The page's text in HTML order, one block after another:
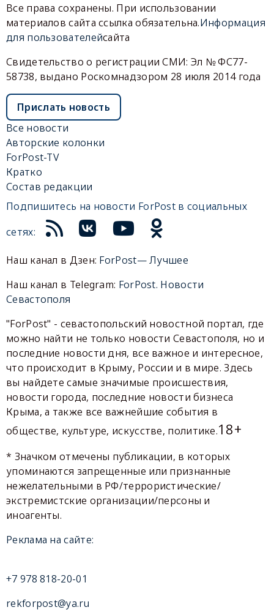
Все права сохранены. При использовании
материалов сайта ссылка обязательна.Информация
для пользователейсайта
Свидетельство о регистрации СМИ: Эл № ФС77-
58738, выдано Роскомнадзором 28 июля 2014 года
Прислать новость
Все новости
Авторские колонки
ForPost-TV
Кратко
Состав редакции
Подпишитесь на новости ForPost в социальных
сетях:
Наш канал в Дзен: ForPost— Лучшее
Наш канал в Telegram: ForPost. Новости
Севастополя
"ForPost" - севастопольский новостной портал, где
можно найти не только новости Севастополя, но и
последние новости дня, все важное и интересное,
что происходит в Крыму, России и в мире. Здесь
вы найдете самые значимые происшествия,
новости города, последние новости бизнеса
Крыма, а также все важнейшие события в
обществе, культуре, искусстве, политике.18+
* Значком отмечены публикации, в которых
упоминаются запрещенные или признанные
нежелательными в РФ/террористические/
экстремистские организации/персоны и
иноагенты.
Реклама на сайте:
+7 978 818-20-01
rekforpost@ya.ru